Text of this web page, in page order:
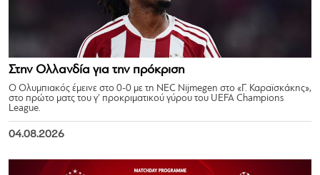
Στην Ολλανδία για την πρόκριση
Ο Ολυμπιακός έμεινε στο 0-0 με τη NEC Nijmegen στο «Γ. Καραϊσκάκης»,
στο πρώτο ματς του γ’ προκριματικού γύρου του UEFA Champions
League.
04.08.2026